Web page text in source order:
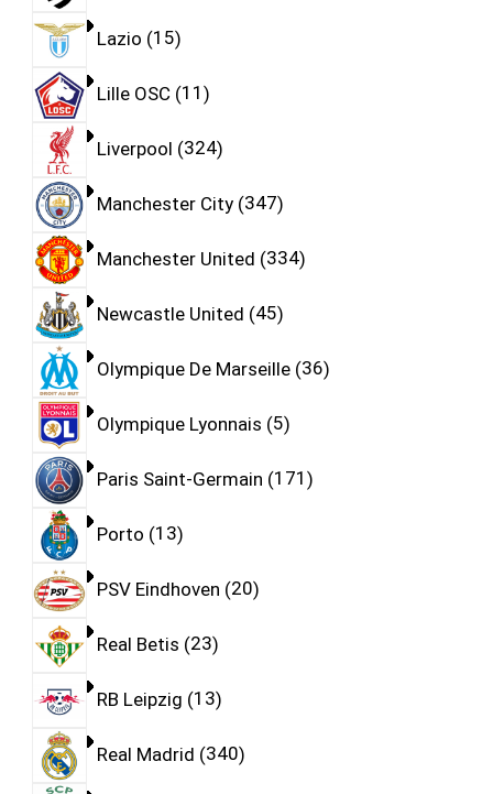
Lazio 15
Lille OSC 11
Liverpool 324
Manchester City 347
Manchester United 334
Newcastle United 45
Olympique De Marseille 36
Olympique Lyonnais 5
Paris Saint-Germain 171
Porto 13
PSV Eindhoven 20
Real Betis 23
RB Leipzig 13
Real Madrid 340